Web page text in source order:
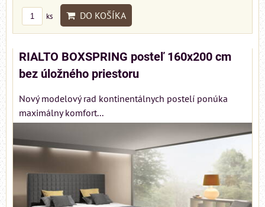
ks DO KOŠÍKA
RIALTO BOXSPRING posteľ 160x200 cm
bez úložného priestoru
Nový modelový rad kontinentálnych postelí ponúka
maximálny komfort...